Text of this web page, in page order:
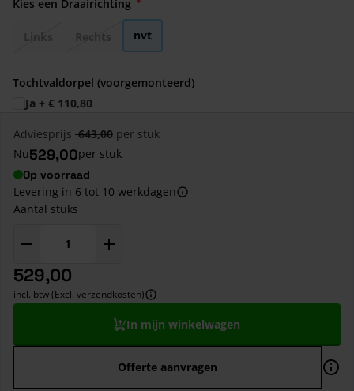
Kies een Draairichting
nvt
Tochtvaldorpel (voorgemonteerd)
Ja + € 110,80
Adviesprijs 643,00 per stuk
Nu529,00per stuk
Op voorraad
Levering in 6 tot 10 werkdagen
Aantal stuks
529,00
incl. btw (Excl. verzendkosten)
In mijn winkelwagen
Offerte aanvragen